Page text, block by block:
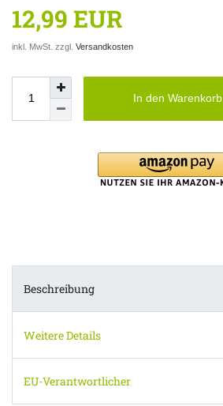
12,99 EUR
inkl. MwSt. zzgl. Versandkosten
In den Warenkorb
Beschreibung
Weitere Details
EU-Verantwortlicher